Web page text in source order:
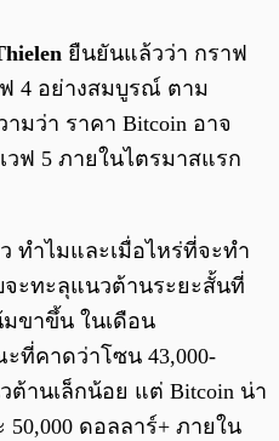
ยืนยันแล้วว่า กราฟ
ฟ 4 อย่างสมบูรณ์ ตาม
มว่า ราคา Bitcoin อาจ
ฟ 5 ภายในไตรมาสแรก
ทำไมและเมื่อไหร่ที่จะทำ
จะทะลุแนวต้านระยะสั้นที่
มขาขึ้น ในเดือน
ที่คาดว่าโซน 43,000-
ต้านเล็กน้อย แต่ Bitcoin น่า
ดอลลาร์+ ภายใน